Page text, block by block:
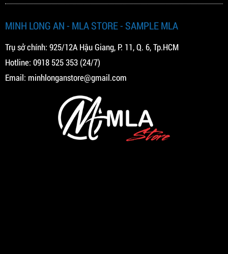
MINH LONG AN - MLA STORE - SAMPLE MLA
Trụ sở chính: 925/12A Hậu Giang, P. 11, Q. 6, Tp.HCM
Hotline: 0918 525 353 (24/7)
Email: minhlonganstore@gmail.com